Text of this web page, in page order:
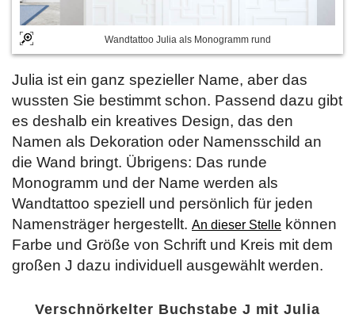
Wandtattoo Julia als Monogramm rund
Julia ist ein ganz spezieller Name, aber das
wussten Sie bestimmt schon. Passend dazu gibt
es deshalb ein kreatives Design, das den
Namen als Dekoration oder Namensschild an
die Wand bringt. Übrigens: Das runde
Monogramm und der Name werden als
Wandtattoo speziell und persönlich für jeden
Namensträger hergestellt. An dieser Stelle können
Farbe und Größe von Schrift und Kreis mit dem
großen J dazu individuell ausgewählt werden.
Verschnörkelter Buchstabe J mit Julia